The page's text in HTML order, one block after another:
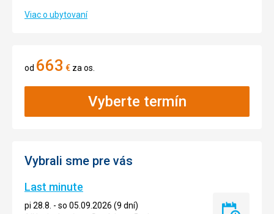
Viac o ubytovaní
od 663 € za os.
Vyberte termín
Vybrali sme pre vás
Last minute
pi 28.8. - so 05.09.2026 (9 dní)